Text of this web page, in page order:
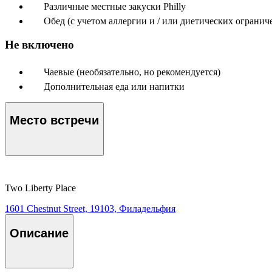
Различные местные закуски Philly
Обед (с учетом аллергии и / или диетических
Не включено
Чаевые (необязательно, но рекомендуется)
Дополнительная еда или напитки
Место встречи
Two Liberty Place
1601 Chestnut Street, 19103, Филадельфия
Описание